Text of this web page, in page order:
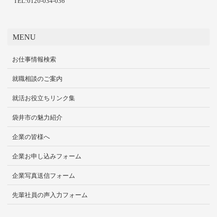
MENU
お仕事情報検索
就職相談のご案内
就活お役立ちリンク集
袋井市の魅力紹介
企業の皆様へ
企業お申し込みフォーム
企業写真送信フォーム
先輩社員の声入力フォーム